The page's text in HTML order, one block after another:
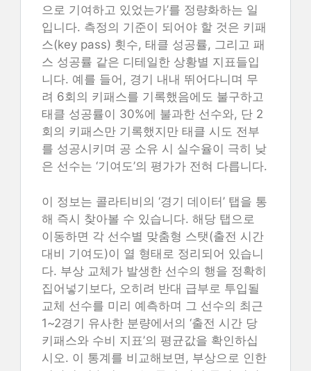
으로 기여하고 있었는가’를 정량화하는 일
입니다. 측정의 기준이 되어야 할 것은 키패
스(key pass) 횟수, 태클 성공률, 그리고 패
스 성공률 같은 디테일한 상황별 지표들입
니다. 예를 들어, 경기 내내 뛰어다니며 무
려 6회의 키패스를 기록했음에도 불구하고
태클 성공률이 30%에 불과한 선수와, 단 2
회의 키패스만 기록했지만 태클 시도 전부
를 성공시키며 공 소유 시 실수율이 극히 낮
은 선수는 ‘기여도’의 평가가 전혀 다릅니다.
이 정보는 콜라티비의 ‘경기 데이터’ 탭을 통
해 즉시 찾아볼 수 있습니다. 해당 탭으로
이동하면 각 선수별 맞춤형 스탯(출전 시간
대비 기여도)이 열 형태로 정리되어 있습니
다. 부상 교체가 발생한 선수의 행을 정확히
집어넣기보다, 오히려 반대 급부로 투입될
교체 선수를 미리 예측하며 그 선수의 최근
1~2경기 유사한 분량에서의 ‘출전 시간 당
키패스와 수비 지표’의 평균값을 확인하십
시오. 이 통계를 비교해보면, 부상으로 인한